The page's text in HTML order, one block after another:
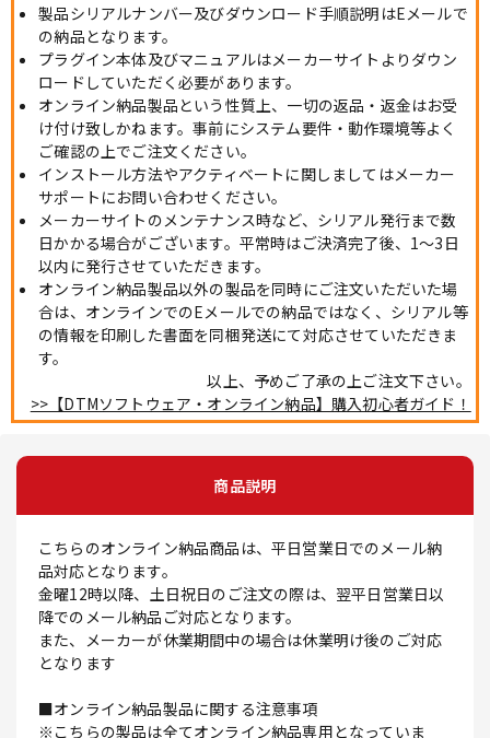
製品シリアルナンバー及びダウンロード手順説明はEメールで
の納品となります。
プラグイン本体及びマニュアルはメーカーサイトよりダウン
ロードしていただく必要があります。
オンライン納品製品という性質上、一切の返品・返金はお受
け付け致しかねます。事前にシステム要件・動作環境等よく
ご確認の上でご注文ください。
インストール方法やアクティベートに関しましてはメーカー
サポートにお問い合わせください。
メーカーサイトのメンテナンス時など、シリアル発行まで数
日かかる場合がございます。平常時はご決済完了後、1～3日
以内に発行させていただきます。
オンライン納品製品以外の製品を同時にご注文いただいた場
合は、オンラインでのEメールでの納品ではなく、シリアル等
の情報を印刷した書面を同梱発送にて対応させていただきま
す。
以上、予めご了承の上ご注文下さい。
>>【DTMソフトウェア・オンライン納品】購入初心者ガイド！
商品説明
こちらのオンライン納品商品は、平日営業日でのメール納
品対応となります。
金曜12時以降、土日祝日のご注文の際は、翌平日営業日以
降でのメール納品ご対応となります。
また、メーカーが休業期間中の場合は休業明け後のご対応
となります
■オンライン納品製品に関する注意事項
※こちらの製品は全てオンライン納品専用となっていま